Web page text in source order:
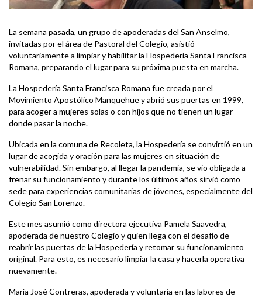
La semana pasada, un grupo de apoderadas del San Anselmo,
invitadas por el área de Pastoral del Colegio, asistió
voluntariamente a limpiar y habilitar la Hospedería Santa Francisca
Romana, preparando el lugar para su próxima puesta en marcha.
La Hospedería Santa Francisca Romana fue creada por el
Movimiento Apostólico Manquehue y abrió sus puertas en 1999,
para acoger a mujeres solas o con hijos que no tienen un lugar
donde pasar la noche.
Ubicada en la comuna de Recoleta, la Hospedería se convirtió en un
lugar de acogida y oración para las mujeres en situación de
vulnerabilidad. Sin embargo, al llegar la pandemia, se vio obligada a
frenar su funcionamiento y durante los últimos años sirvió como
sede para experiencias comunitarias de jóvenes, especialmente del
Colegio San Lorenzo.
Este mes asumió como directora ejecutiva Pamela Saavedra,
apoderada de nuestro Colegio y quien llega con el desafío de
reabrir las puertas de la Hospedería y retomar su funcionamiento
original. Para esto, es necesario limpiar la casa y hacerla operativa
nuevamente.
María José Contreras, apoderada y voluntaria en las labores de